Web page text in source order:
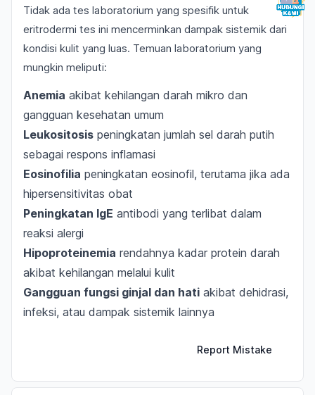
Tidak ada tes laboratorium yang spesifik untuk
eritrodermi tes ini mencerminkan dampak sistemik dari
kondisi kulit yang luas. Temuan laboratorium yang
mungkin meliputi:
Anemia akibat kehilangan darah mikro dan
gangguan kesehatan umum
Leukositosis peningkatan jumlah sel darah putih
sebagai respons inflamasi
Eosinofilia peningkatan eosinofil, terutama jika ada
hipersensitivitas obat
Peningkatan IgE antibodi yang terlibat dalam
reaksi alergi
Hipoproteinemia rendahnya kadar protein darah
akibat kehilangan melalui kulit
Gangguan fungsi ginjal dan hati akibat dehidrasi,
infeksi, atau dampak sistemik lainnya
Report Mistake